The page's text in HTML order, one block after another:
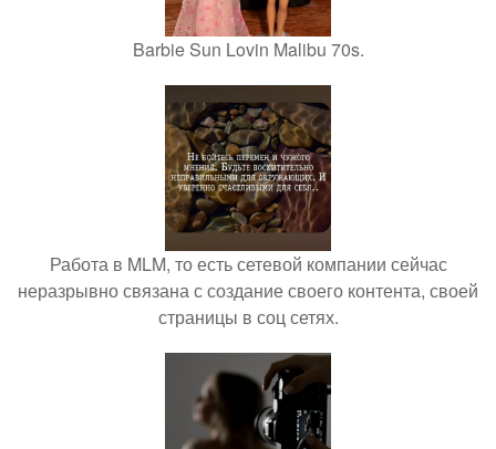
Barbie Sun Lovin Malibu 70s.
Работа в MLM, то есть сетевой компании сейчас
неразрывно связана с создание своего контента, своей
страницы в соц сетях.